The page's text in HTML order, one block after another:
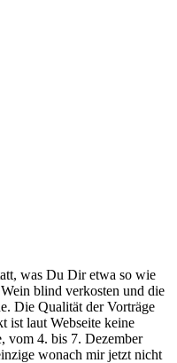
was Du Dir etwa so wie
blind verkosten und die
Die Qualität der Vorträge
ist laut Webseite keine
vom 4. bis 7. Dezember
wonach mir jetzt nicht